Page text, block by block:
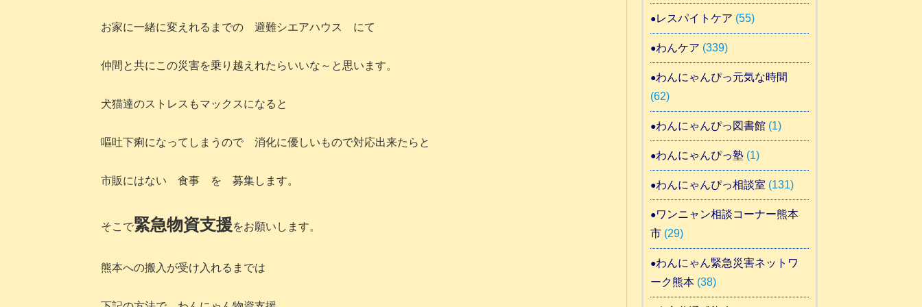
お家に一緒に変えれるまでの 避難シエアハウス にて
仲間と共にこの災害を乗り越えれたらいいな～と思います。
犬猫達のストレスもマックスになると
嘔吐下痢になってしまうので 消化に優しいもので対応出来たらと
市販にはない 食事 を 募集します。
そこで緊急物資支援をお願いします。
熊本への搬入が受け入れるまでは
レスパイトケア (55)
わんケア (339)
わんにゃんぴっ元気な時間
(62)
わんにゃんぴっ図書館(1)
わんにゃんぴっ塾(1)
わんにゃんぴっ相談室 (131)
ワンニャン相談コーナー熊本
市(29)
わんにゃん緊急災害ネットワ
ーク熊本(38)